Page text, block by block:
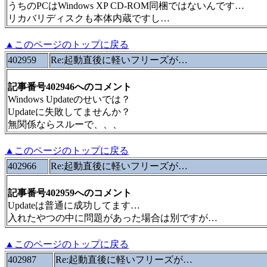
うちのPCはWindows XP CD-ROM同梱ではないんです…
リカバリディスクも本体内蔵ですし…
▲このページのトップに戻る
402959
Re:起動直後に軽いフリーズが…
記事番号402946へのコメント
Windows Updateのせいでは？
Updateに失敗してませんか？
無関係ならスルーで、、、
▲このページのトップに戻る
402966
Re:起動直後に軽いフリーズが…
記事番号402959へのコメント
Updateは普通に成功してます…
入れたやつの中に問題があった場合は別ですが…
▲このページのトップに戻る
402987
Re:起動直後に軽いフリーズが…